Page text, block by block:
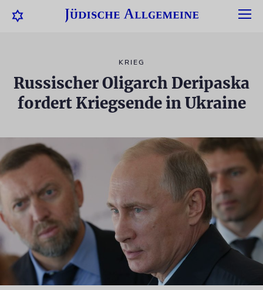
KRIEG
Russischer Oligarch Deripaska
fordert Kriegsende in Ukraine